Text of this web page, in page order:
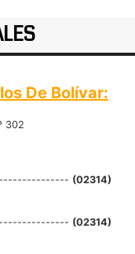
De Bolívar:
302
(02314)
(02314)